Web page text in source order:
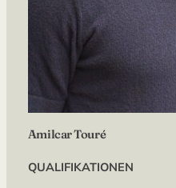
Amilcar Touré
QUALIFIKATIONEN